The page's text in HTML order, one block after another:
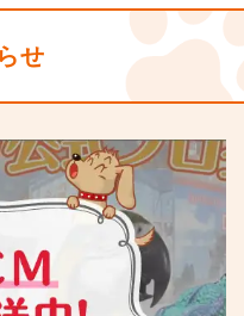
せ